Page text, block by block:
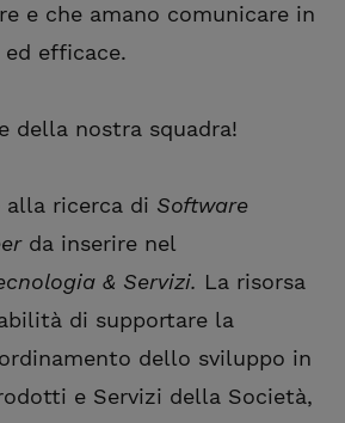
e che amano comunicare in
efficace.
della nostra squadra!
alla ricerca di Software
da inserire nel
& Servizi. La risorsa
di supportare la
dello sviluppo in
e Servizi della Società,